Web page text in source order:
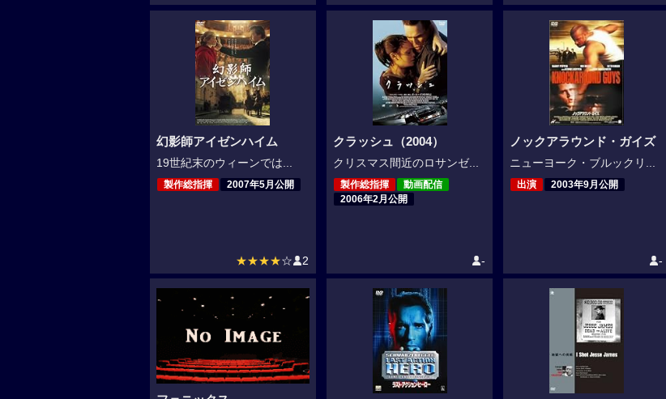
幻影師アイゼンハイム
19世紀末のウィーンでは...
製作総指揮 2007年5月公開
★★★★☆ 2
クラッシュ（2004）
クリスマス間近のロサンゼ...
製作総指揮
動画配信
2006年2月公開
-
ノックアラウンド・ガイズ
ニューヨーク・ブルックリ...
出演 2003年9月公開
-